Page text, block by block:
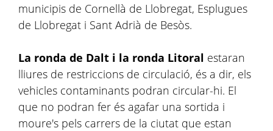
municipis de Cornellà de Llobregat, Esplugues
de Llobregat i Sant Adrià de Besòs.
La ronda de Dalt i la ronda Litoral estaran
lliures de restriccions de circulació, és a dir, els
vehicles contaminants podran circular-hi. El
que no podran fer és agafar una sortida i
moure's pels carrers de la ciutat que estan